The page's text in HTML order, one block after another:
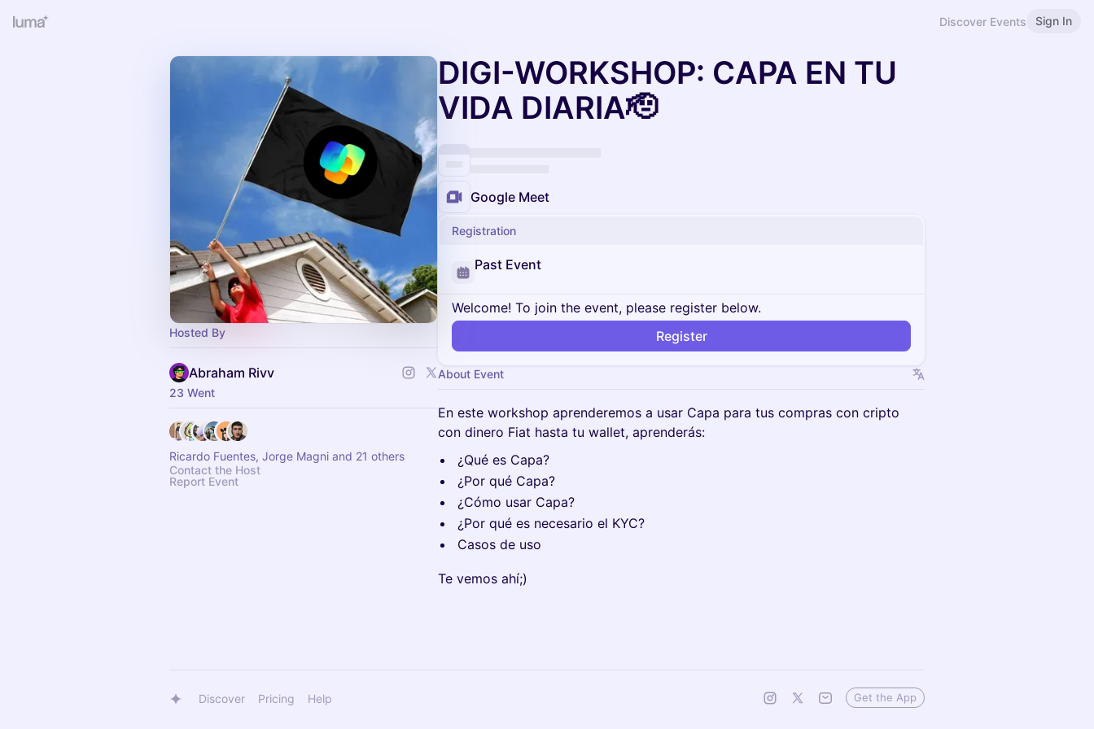
Discover Events Sign In
Hosted By
Abraham Rivv
23 Went
Ricardo Fuentes, Jorge Magni and 21 others
Contact the Host
Report Event
DIGI-WORKSHOP: CAPA EN TU
VIDA DIARIA🫡
Google Meet
Registration
Past Event
Welcome! To join the event, please register below.
Register
About Event
En este workshop aprenderemos a usar Capa para tus compras con cripto
con dinero Fiat hasta tu wallet, aprenderás:
¿Qué es Capa?
¿Por qué Capa?
¿Cómo usar Capa?
¿Por qué es necesario el KYC?
Casos de uso
Te vemos ahí;)
Discover Pricing Help Get the App